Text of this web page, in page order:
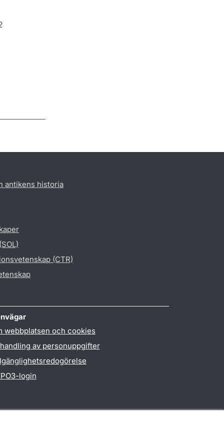
antikens historia
(CTR)
webbplatsen och cookies
av personuppgifter
login